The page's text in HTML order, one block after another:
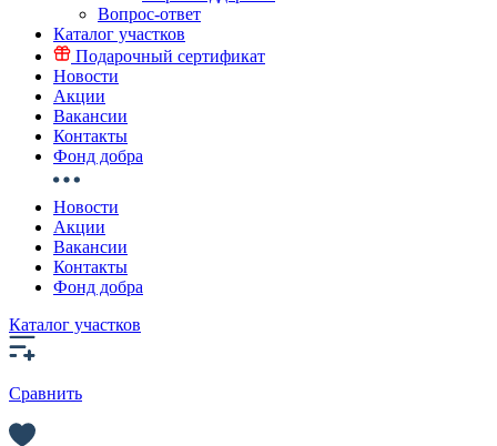
Вопрос-ответ
Каталог участков
Подарочный сертификат
Новости
Акции
Вакансии
Контакты
Фонд добра
Новости
Акции
Вакансии
Контакты
Фонд добра
Каталог участков
Сравнить